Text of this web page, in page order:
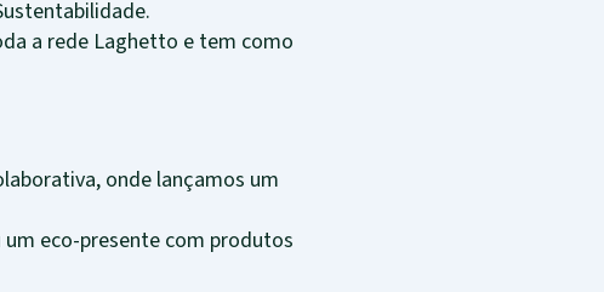
a rede Laghetto e tem como
onde lançamos um
eco-presente com produtos